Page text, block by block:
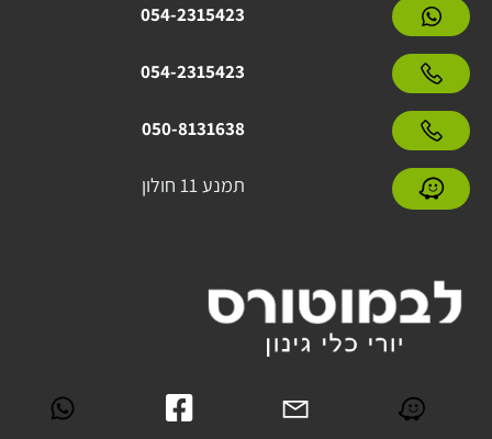
054-2315423
054-2315423
050-8131638
תמנע 11 חולון